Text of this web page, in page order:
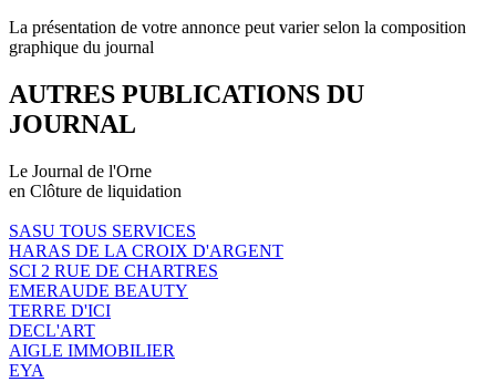
La présentation de votre annonce peut varier selon la composition
graphique du journal
AUTRES PUBLICATIONS DU
JOURNAL
Le Journal de l'Orne
en Clôture de liquidation
SASU TOUS SERVICES
HARAS DE LA CROIX D'ARGENT
SCI 2 RUE DE CHARTRES
EMERAUDE BEAUTY
TERRE D'ICI
DECL'ART
AIGLE IMMOBILIER
EYA